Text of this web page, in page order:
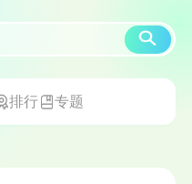
排行 专题